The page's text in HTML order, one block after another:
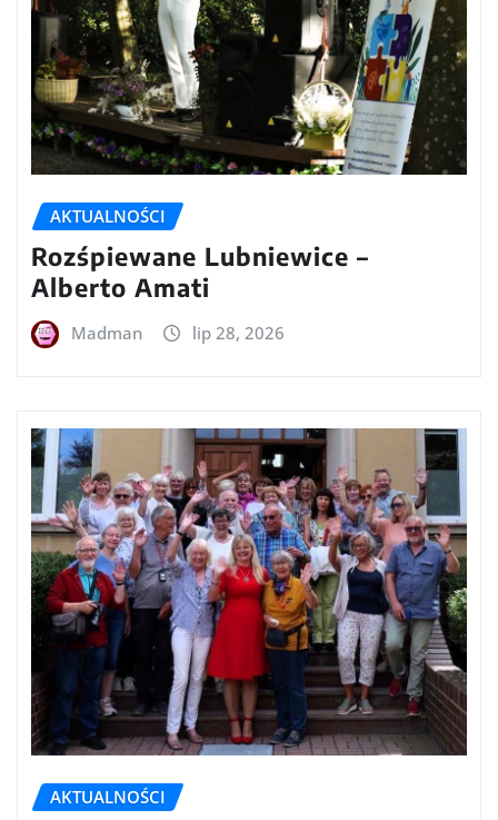
AKTUALNOŚCI
Rozśpiewane Lubniewice –
Alberto Amati
Madman lip 28, 2026
AKTUALNOŚCI